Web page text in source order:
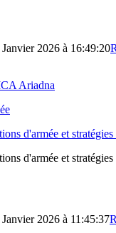
2026 à 16:49:20
Ariadna
d'armée et
d'armée et
2026 à 11:45:37